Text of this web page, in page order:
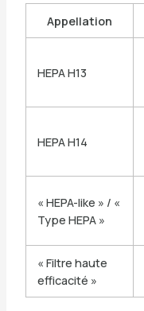
Appellation
HEPA H13
HEPA H14
« HEPA-like » / «
Type HEPA »
« Filtre haute
efficacité »